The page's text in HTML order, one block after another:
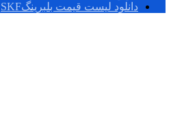
دانلود لیست قیمت بلبرینگSKF